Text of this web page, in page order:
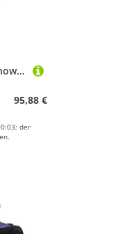
ZWCSHUU Ski-Rucksack, Snowboard-Tasche, 55 l, große Kapazität, wasserdichte Tasche for Skischuhe, Verstellbarer wasserdichter Snowboard-Rucksack Skistiefel Rucksack(Black)
95,88 €
der